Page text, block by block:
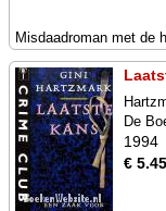
Misdaadroman met de
De
1994
€ 5.45